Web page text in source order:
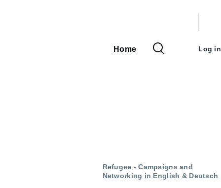
Main
Home
menu
Log in
Refugee - Campaigns and
Networking in English & Deutsch